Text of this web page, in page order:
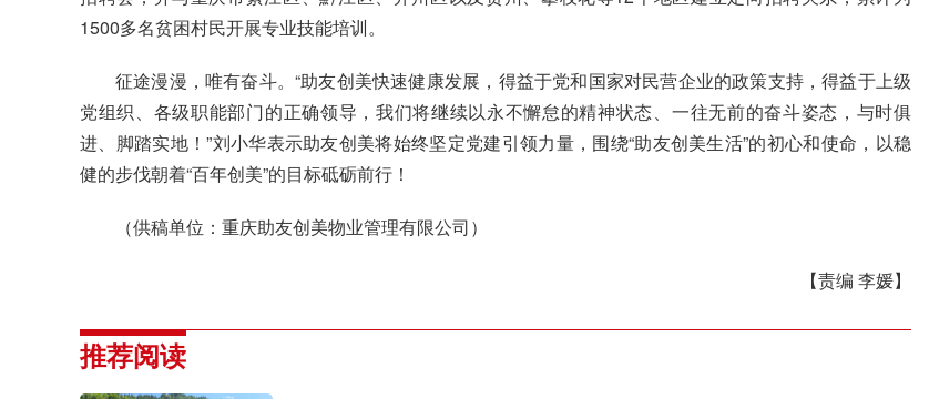
1500多名贫困村民开展专业技能培训。
征途漫漫，唯有奋斗。“助友创美快速健康发展，得益于党和国家对民营企业的政策支持，得益于上级
党组织、各级职能部门的正确领导，我们将继续以永不懈怠的精神状态、一往无前的奋斗姿态，与时俱
进、脚踏实地！”刘小华表示助友创美将始终坚定党建引领力量，围绕“助友创美生活”的初心和使命，以稳
健的步伐朝着“百年创美”的目标砥砺前行！
（供稿单位：重庆助友创美物业管理有限公司）
【责编 李媛】
推荐阅读